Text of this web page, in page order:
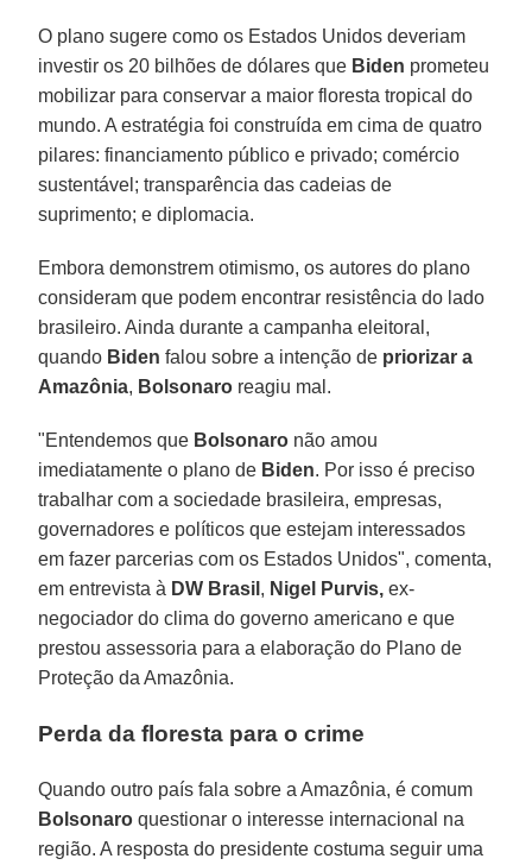
O plano sugere como os Estados Unidos deveriam
investir os 20 bilhões de dólares que Biden prometeu
mobilizar para conservar a maior floresta tropical do
mundo. A estratégia foi construída em cima de quatro
pilares: financiamento público e privado; comércio
sustentável; transparência das cadeias de
suprimento; e diplomacia.
Embora demonstrem otimismo, os autores do plano
consideram que podem encontrar resistência do lado
brasileiro. Ainda durante a campanha eleitoral,
quando Biden falou sobre a intenção de priorizar a
Amazônia, Bolsonaro reagiu mal.
"Entendemos que Bolsonaro não amou
imediatamente o plano de Biden. Por isso é preciso
trabalhar com a sociedade brasileira, empresas,
governadores e políticos que estejam interessados
em fazer parcerias com os Estados Unidos", comenta,
em entrevista à DW Brasil , Nigel Purvis, ex-
negociador do clima do governo americano e que
prestou assessoria para a elaboração do Plano de
Proteção da Amazônia.
Perda da floresta para o crime
Quando outro país fala sobre a Amazônia, é comum
Bolsonaro questionar o interesse internacional na
região. A resposta do presidente costuma seguir uma